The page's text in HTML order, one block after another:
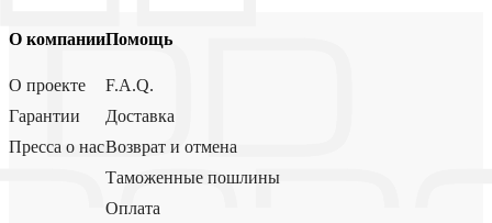
О компании
О проекте
Гарантии
Пресса о нас
Помощь
F.A.Q.
Доставка
Возврат и отмена
Таможенные пошлины
Оплата